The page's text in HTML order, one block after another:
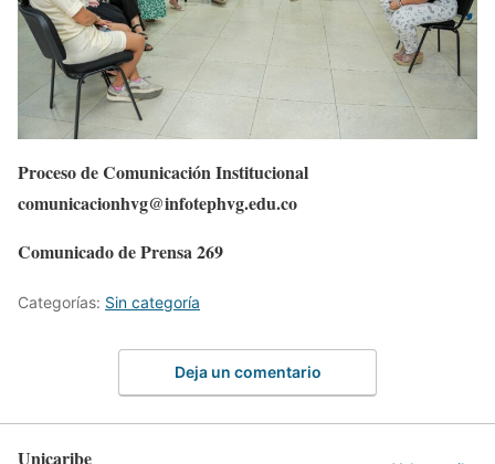
Proceso de Comunicación Institucional
comunicacionhvg@infotephvg.edu.co
Comunicado de Prensa 269
Categorías: Sin categoría
Deja un comentario
Unicaribe